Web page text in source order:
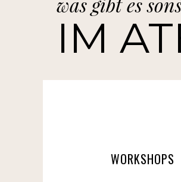
IM
WORKSHOPS